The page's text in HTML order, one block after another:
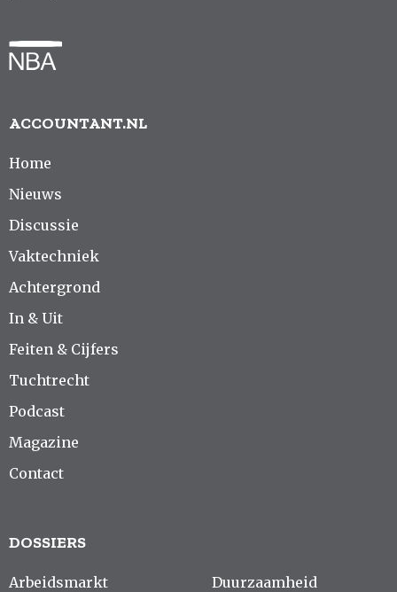
ACCOUNTANT.NL
Home
Nieuws
Discussie
Vaktechniek
Achtergrond
In & Uit
Feiten & Cijfers
Tuchtrecht
Podcast
Magazine
Contact
DOSSIERS
Arbeidsmarkt
Duurzaamheid